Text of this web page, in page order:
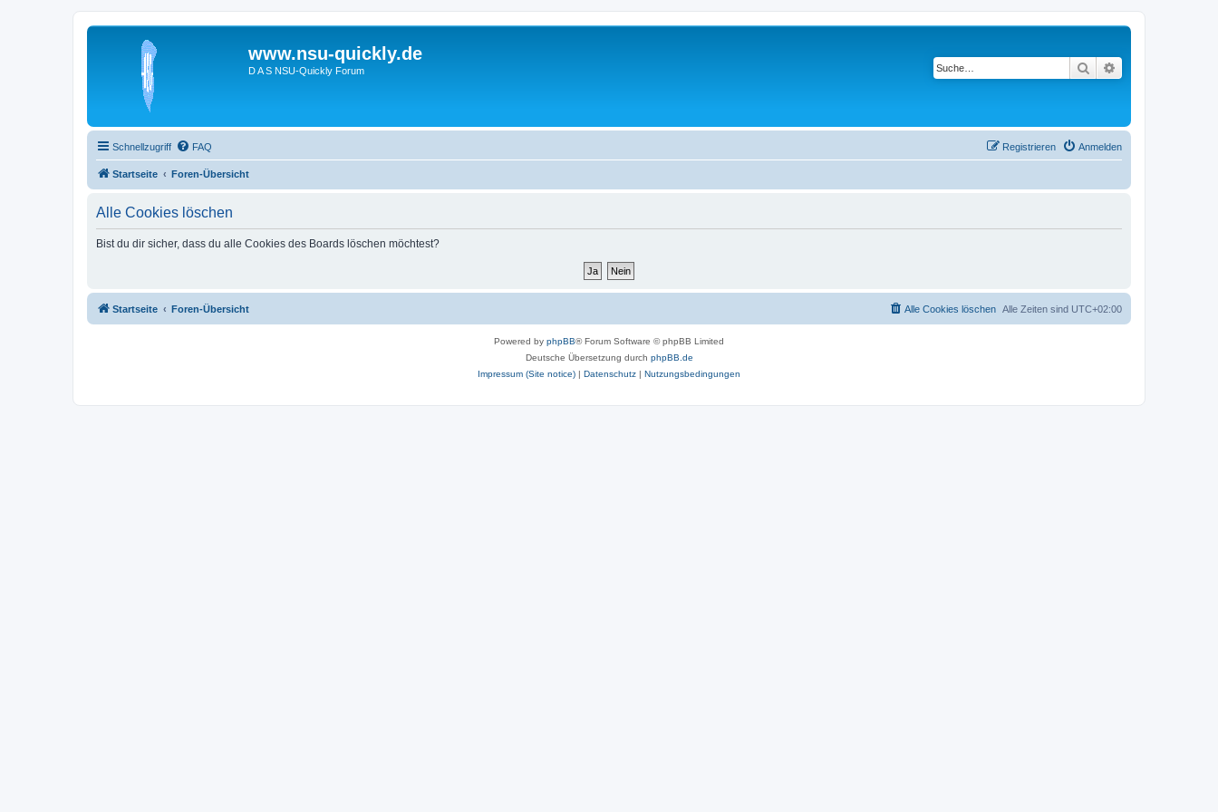
www.nsu-quickly.de
D A S NSU-Quickly Forum Suche
Schnellzugriff FAQ Anmelden
Registrieren
Startseite Foren-Übersicht
Alle Cookies löschen
Bist du dir sicher, dass du alle Cookies des Boards löschen möchtest?
Startseite Foren-Übersicht Alle Zeiten sind UTC+02:00
Alle Cookies löschen
Powered by phpBB® Forum Software © phpBB Limited
Deutsche Übersetzung durch phpBB.de
Impressum (Site notice) | Datenschutz | Nutzungsbedingungen